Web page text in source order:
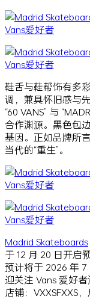
鞋舌与鞋帮饰有多
调，兼具怀旧感与
“60 VANS” 与
合作渊源。黑色包
基因。正如品牌所
当代的“重生”。
Madrid Skateboards
于 12 月 20 日开启
预计将于 2026 年
迎关注 Vans 爱好
店铺：VXXSFXXS